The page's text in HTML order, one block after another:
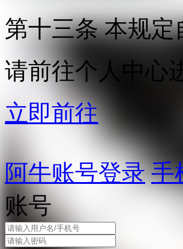
第十三条 本规定
请前往个人中心
立即前往
阿牛账号登录 手
账号